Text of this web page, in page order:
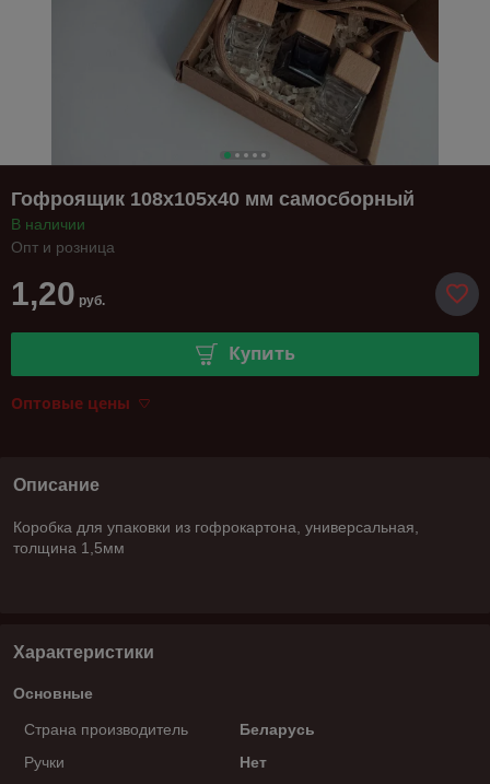
Гофроящик 108х105х40 мм самосборный
В наличии
Опт и розница
1,20 руб.
Купить
Оптовые цены
Описание
Коробка для упаковки из гофрокартона, универсальная,
толщина 1,5мм
Характеристики
Основные
Страна производитель
Беларусь
Ручки
Нет